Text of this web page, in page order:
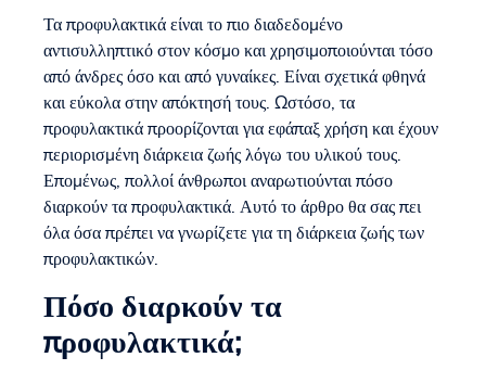
Τα προφυλακτικά είναι το πιο διαδεδομένο
αντισυλληπτικό στον κόσμο και χρησιμοποιούνται τόσο
από άνδρες όσο και από γυναίκες. Είναι σχετικά φθηνά
και εύκολα στην απόκτησή τους. Ωστόσο, τα
προφυλακτικά προορίζονται για εφάπαξ χρήση και έχουν
περιορισμένη διάρκεια ζωής λόγω του υλικού τους.
Επομένως, πολλοί άνθρωποι αναρωτιούνται πόσο
διαρκούν τα προφυλακτικά. Αυτό το άρθρο θα σας πει
όλα όσα πρέπει να γνωρίζετε για τη διάρκεια ζωής των
προφυλακτικών.
Πόσο διαρκούν τα
προφυλακτικά;